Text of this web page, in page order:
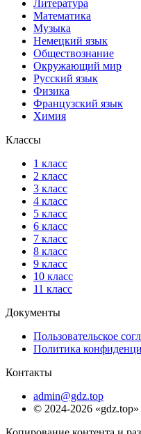
Литература
Математика
Музыка
Немецкий язык
Обществознание
Окружающий мир
Русский язык
Физика
Французский язык
Химия
Классы
1 класс
2 класс
3 класс
4 класс
5 класс
6 класс
7 класс
8 класс
9 класс
10 класс
11 класс
Документы
Пользовательское
Политика
Контакты
admin@gdz.top
© 2024-2026 «gdz.top»